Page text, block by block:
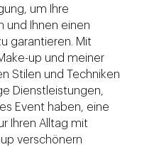
um Ihre
und Ihnen einen
garantieren. Mit
up und meiner
Stilen und Techniken
Dienstleistungen,
Event haben, eine
Ihren Alltag mit
verschönern